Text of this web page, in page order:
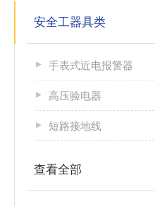
安全工器具类
手表式近电报警器
高压验电器
短路接地线
查看全部